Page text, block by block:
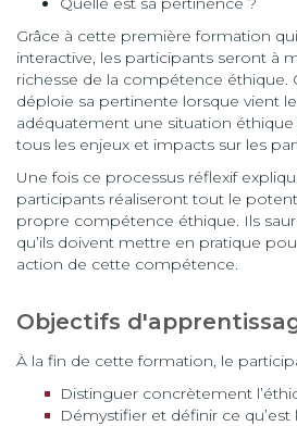
Grâce à cette première formation
interactive, les participants seront à
richesse de la compétence
déploie sa pertinente lorsque vient
adéquatement une situation
tous les enjeux et impacts sur les
Une fois ce processus réflexif
participants réaliseront tout le
propre compétence éthique. Ils
qu’ils doivent mettre en pratique
action de cette compétence.
Objectifs
À la fin de cette formation, le
Distinguer concrètement
Démystifier et définir ce